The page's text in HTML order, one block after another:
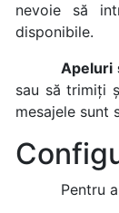
nevoie să
disponibile.
Apeluri
sau să trimiți
mesajele sunt
Pentru